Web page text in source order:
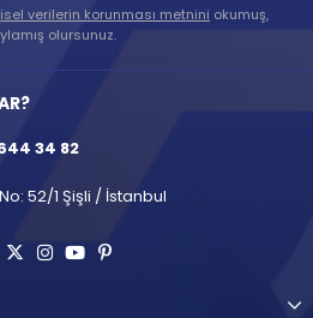
verilerin korunması metnini okumuş,
olursunuz.
34 82
52/1 Şişli / İstanbul